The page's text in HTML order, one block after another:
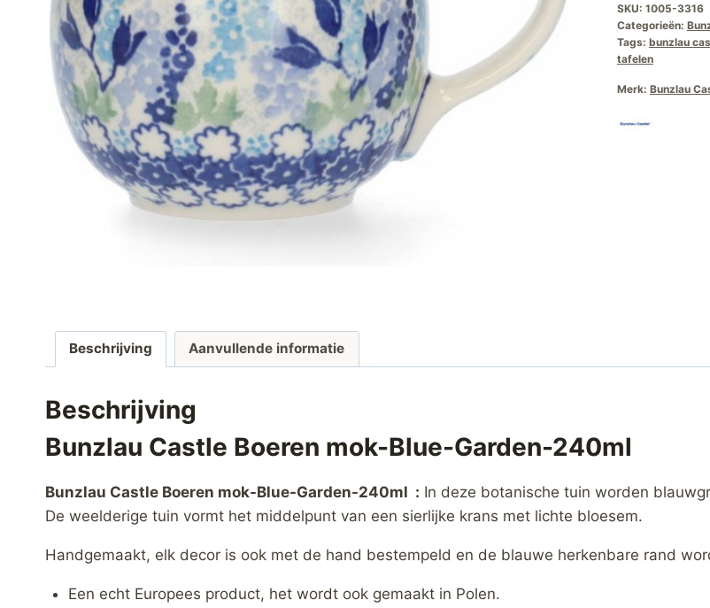
SKU: 1005-3316
Categorieën:
Tags: bunzlau
tafelen
Merk: Bunzlau
Beschrijving Aanvullende informatie
Beschrijving
Bunzlau Castle Boeren mok-Blue-Garden-240ml
Bunzlau Castle Boeren mok-Blue-Garden-240ml : In deze botanische tuin worden
De weelderige tuin vormt het middelpunt van een sierlijke krans met lichte bloesem.
Handgemaakt, elk decor is ook met de hand bestempeld en de blauwe herkenbare rand
Een echt Europees product, het wordt ook gemaakt in Polen.